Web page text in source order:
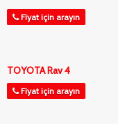
Fiyat için arayın
TOYOTA Rav 4
Fiyat için arayın